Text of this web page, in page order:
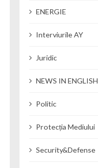
ENERGIE
Interviurile AY
Juridic
NEWS IN ENGLISH
Politic
Protecția Mediului
Security&Defense